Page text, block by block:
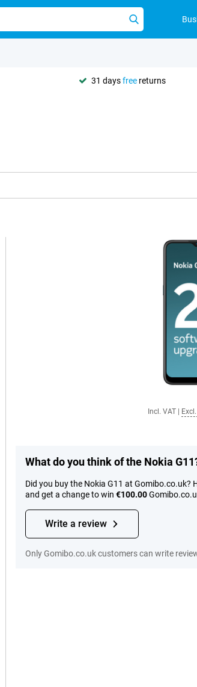
31 daysfree returns
Incl. VAT
What do you think of the Nokia
Did you buy the Nokia G11 at
and get a change to win €100.00
Write a review
Only Gomibo.co.uk customers can write